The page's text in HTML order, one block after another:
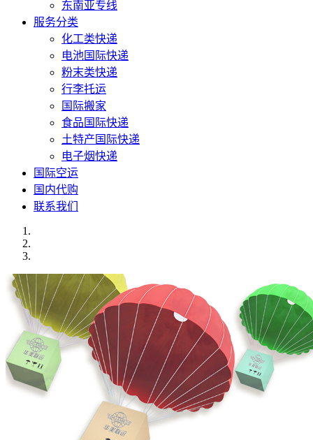
东南亚专线
服务分类
化工类快递
电池国际快递
粉末类快递
行李托运
国际搬家
食品国际快递
土特产国际快递
电子烟快递
国际空运
国内代购
联系我们